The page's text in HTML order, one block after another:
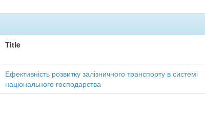
Title
Ефективність розвитку залізничного транспорту в системі
національного господарства